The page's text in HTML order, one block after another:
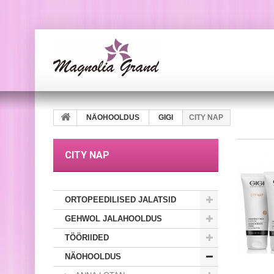
NÄOHOOLDUS GIGI CITY NAP
CITY NAP
ORTOPEEDILISED JALATSID
GEHWOL JALAHOOLDUS
TÖÖRIIDED
NÄOHOOLDUS